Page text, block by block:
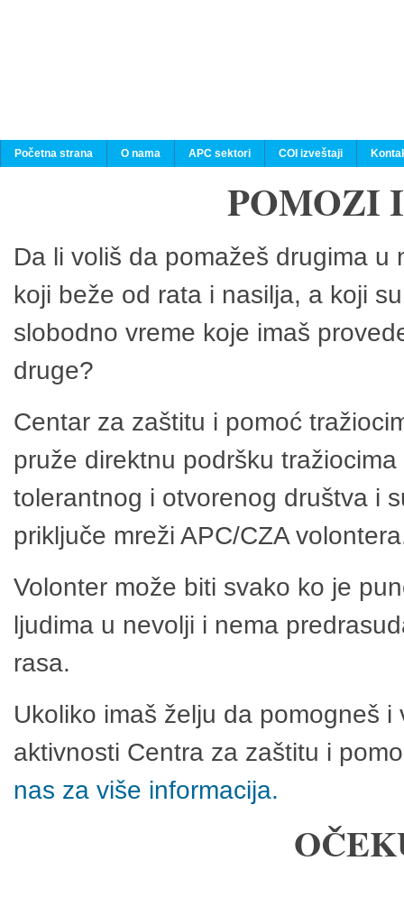
Početna strana O nama APC sektori COI izveštaji
POMOZI
Da li voliš da pomažeš drugima
koji beže od rata i nasilja, a koji
slobodno vreme koje imaš
druge?
Centar za zaštitu i pomoć
pruže direktnu podršku
tolerantnog i otvorenog društva i
priključe mreži APC/CZA
Volonter može biti svako ko je
ljudima u nevolji i nema
rasa.
Ukoliko imaš želju da pomogneš
aktivnosti Centra za zaštitu i
nas za više informacija.